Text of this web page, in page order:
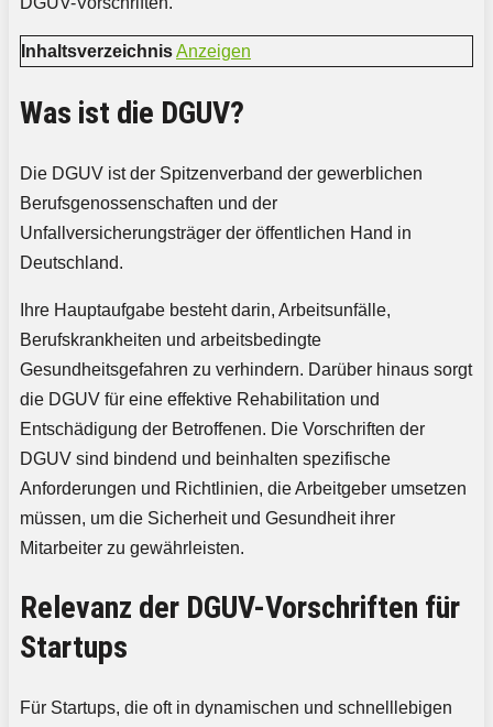
InhaltsverzeichnisAnzeigen
Was ist die DGUV?
Die DGUV ist der Spitzenverband der gewerblichen
Berufsgenossenschaften und der
Unfallversicherungsträger der öffentlichen Hand in
Deutschland.
Ihre Hauptaufgabe besteht darin, Arbeitsunfälle,
Berufskrankheiten und arbeitsbedingte
Gesundheitsgefahren zu verhindern. Darüber hinaus sorgt
die DGUV für eine effektive Rehabilitation und
Entschädigung der Betroffenen. Die Vorschriften der
DGUV sind bindend und beinhalten spezifische
Anforderungen und Richtlinien, die Arbeitgeber umsetzen
müssen, um die Sicherheit und Gesundheit ihrer
Mitarbeiter zu gewährleisten.
Relevanz der DGUV-Vorschriften für
Startups
Für Startups, die oft in dynamischen und schnelllebigen